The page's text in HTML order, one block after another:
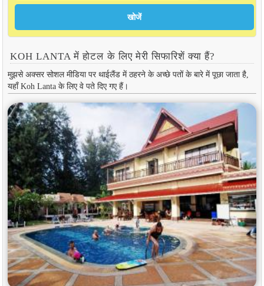
KOH LANTA में होटल के लिए मेरी सिफारिशें क्या हैं?
मुझसे अक्सर सोशल मीडिया पर थाईलैंड में ठहरने के अच्छे पतों के बारे में पूछा जाता है,
यहाँ Koh Lanta के लिए वे पते दिए गए हैं।